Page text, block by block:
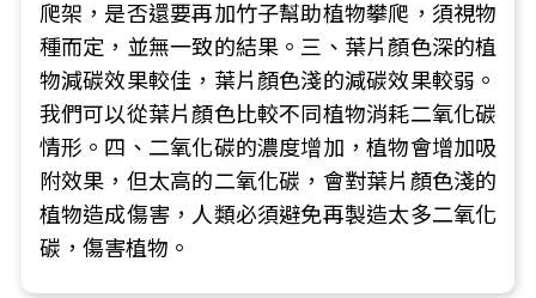
爬架，是否還要再加竹子幫助植物攀爬，須視物
種而定，並無一致的結果。三、葉片顏色深的植
物減碳效果較佳，葉片顏色淺的減碳效果較弱。
我們可以從葉片顏色比較不同植物消耗二氧化碳
情形。四、二氧化碳的濃度增加，植物會增加吸
附效果，但太高的二氧化碳，會對葉片顏色淺的
植物造成傷害，人類必須避免再製造太多二氧化
碳，傷害植物。